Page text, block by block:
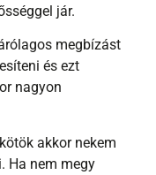
jár.
megbízást
és ezt
nagyon
akkor nekem
Ha nem megy